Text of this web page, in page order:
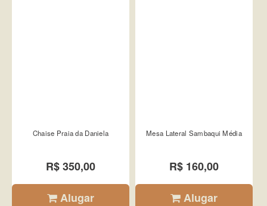
Chaise Praia da Daniela
R$ 350,00
Alugar
Mesa Lateral Sambaqui Média
R$ 160,00
Alugar